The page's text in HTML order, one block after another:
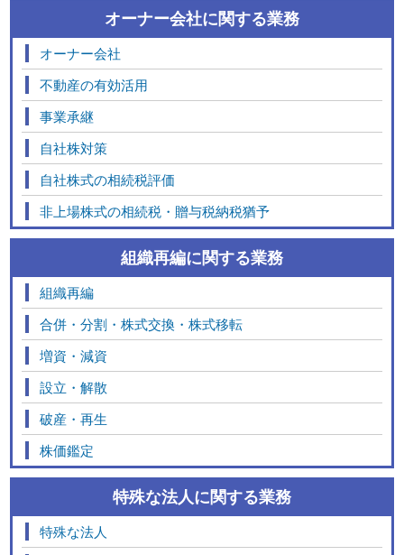
オーナー会社に関する業務
オーナー会社
不動産の有効活用
事業承継
自社株対策
自社株式の相続税評価
非上場株式の相続税・贈与税納税猶予
組織再編に関する業務
組織再編
合併・分割・株式交換・株式移転
増資・減資
設立・解散
破産・再生
株価鑑定
特殊な法人に関する業務
特殊な法人